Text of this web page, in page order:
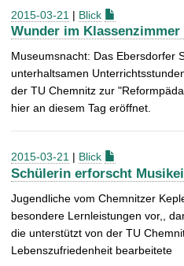
2015-03-21 | Blick
Wunder im
Museumsnacht: Das Ebersdorfer
unterhaltsamen
der TU Chemnitz zur
hier an diesem Tag eröffnet.
2015-03-21 | Blick
Schülerin erforscht
Jugendliche vom Chemnitzer
besondere Lernleistungen vor,,
die unterstützt von der TU
Lebenszufriedenheit bearbeitete